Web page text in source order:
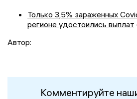
Только 3,5% зараженных
регионе удостоились выплат
Автор:
Комментируйте